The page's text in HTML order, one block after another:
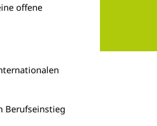
offene
Berufseinstieg